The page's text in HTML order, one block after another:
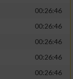
00:26:46
00:26:46
00:26:46
00:26:46
00:26:46